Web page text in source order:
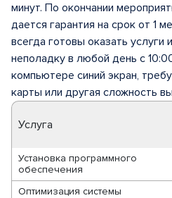
минут. По окончании
дается гарантия на срок от 1
всегда готовы оказать услуги
неполадку в любой день с
компьютере синий экран,
карты или другая сложность
Услуга
Установка программного
обеспечения
Оптимизация системы